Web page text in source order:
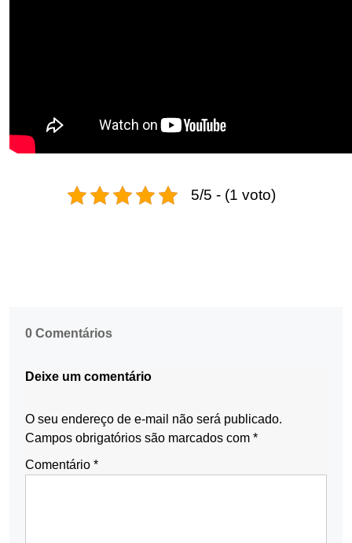
5/5 - (1 voto)
0 Comentários
Deixe um comentário
O seu endereço de e-mail não será publicado.
Campos obrigatórios são marcados com *
Comentário *